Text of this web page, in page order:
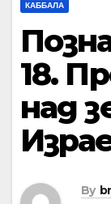
КАББАЛА
18.
над
By